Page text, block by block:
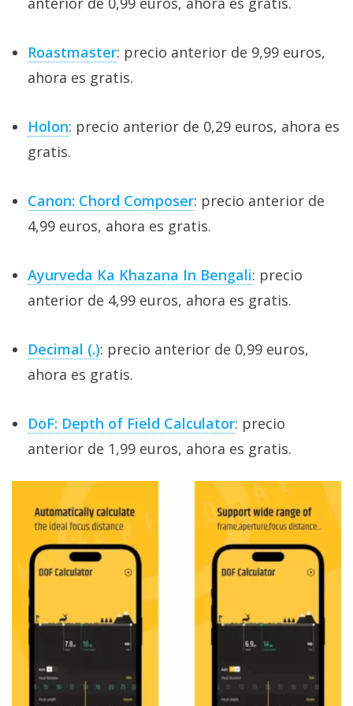
Roastmaster: precio anterior de 9,99 euros,
ahora es gratis.
Holon: precio anterior de 0,29 euros, ahora es
gratis.
Canon: Chord Composer: precio anterior de
4,99 euros, ahora es gratis.
Ayurveda Ka Khazana In Bengali: precio
anterior de 4,99 euros, ahora es gratis.
Decimal (.): precio anterior de 0,99 euros,
ahora es gratis.
DoF: Depth of Field Calculator: precio
anterior de 1,99 euros, ahora es gratis.